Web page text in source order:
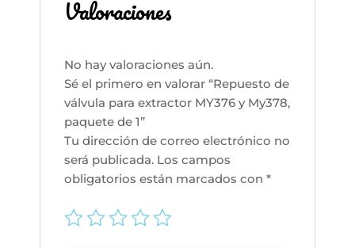
cantidad
Valoraciones
No hay valoraciones aún.
Sé el primero en valorar “Repuesto de
válvula para extractor MY376 y My378,
paquete de 1”
Tu dirección de correo electrónico no
será publicada. Los campos
obligatorios están marcados con *